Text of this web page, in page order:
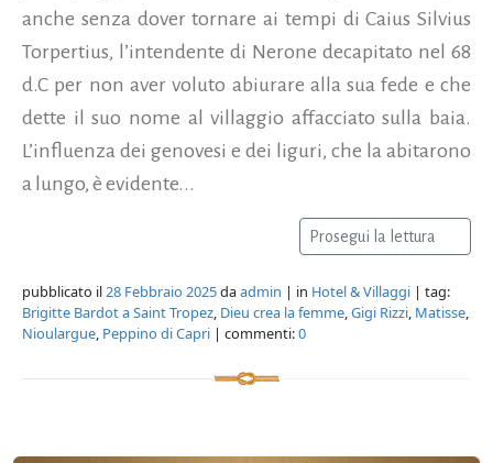
anche senza dover tornare ai tempi di Caius Silvius
Torpertius, l’intendente di Nerone decapitato nel 68
d.C per non aver voluto abiurare alla sua fede e che
dette il suo nome al villaggio affacciato sulla baia.
L’influenza dei genovesi e dei liguri, che la abitarono
a lungo, è evidente...
Prosegui la lettura
pubblicato il28 Febbraio 2025daadmin | in Hotel & Villaggi | tag:
Brigitte Bardot a Saint Tropez, Dieu crea la femme,Gigi Rizzi, Matisse,
Nioulargue, Peppino di Capri | commenti:0